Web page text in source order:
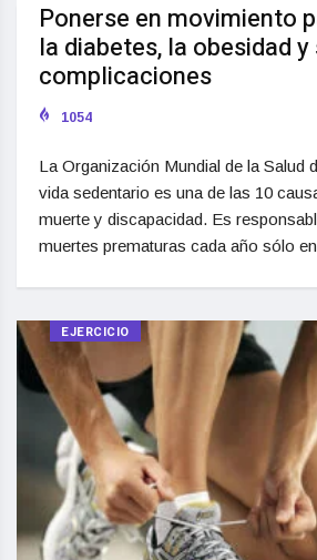
Ponerse en movimiento
la diabetes, la obesidad y
complicaciones
1054
La Organización Mundial de la Salud
vida sedentario es una de las 10
muerte y discapacidad. Es
muertes prematuras cada año sólo
EJERCICIO